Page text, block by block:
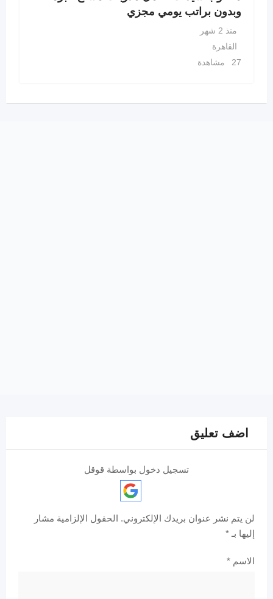
وبدون براتب يومي مجزي
منذ 2 شهر
القاهرة
27 مشاهدة
اضف تعليق
تسجيل دخول بواسطة قوقل
لن يتم نشر عنوان بريدك الإلكتروني. الحقول الإلزامية مشار
إليها بـ *
الاسم *